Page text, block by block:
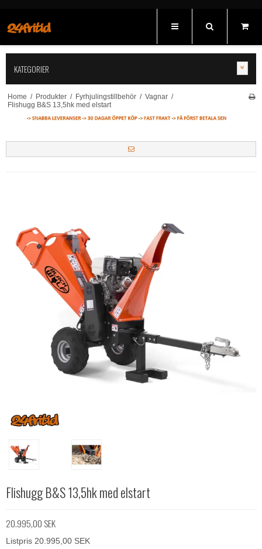
KATEGORIER
Home / Produkter / Fyrhjulingstillbehör / Vagnar /
Flishugg B&S 13,5hk med elstart
Flishugg B&S 13,5hk med elstart
20.995,00 SEK
Listpris 20.995,00 SEK